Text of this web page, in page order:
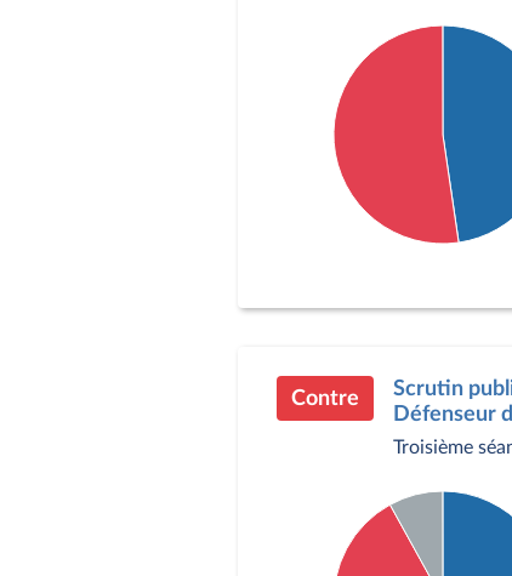
Contre : 45
Contre
Scrutin
Défenseur
Troisième